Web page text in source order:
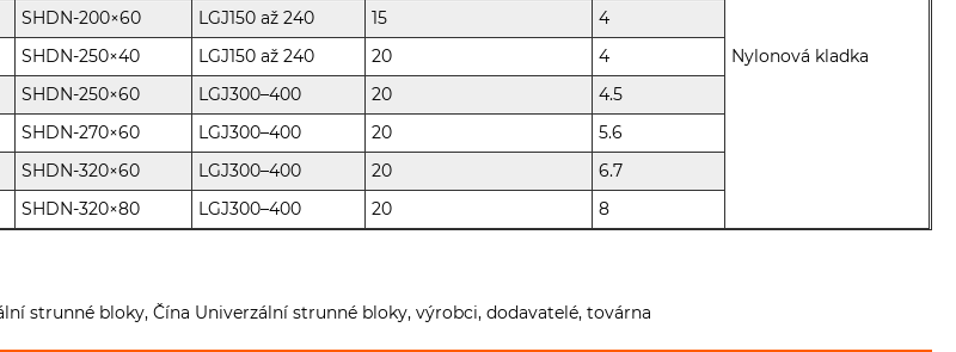
Nylonová kladka
SHDN-200×60 LGJ150 až 240 15
4
SHDN-250×40 LGJ150 až 240 20
4
SHDN-250×60 LGJ300–400 20
4.5
SHDN-270×60 LGJ300–400 20
5.6
SHDN-320×60 LGJ300–400 20
6.7
SHDN-320×80 LGJ300–400 20 8
strunné bloky, Čína Univerzální strunné bloky, výrobci, dodavatelé, továrna